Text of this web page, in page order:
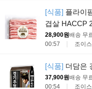
[식품] 플라이
겹살 HACCP
28,900원배송 무
00:57
조이
[식품] 더담은
37,900원배송 무
00:54
조이